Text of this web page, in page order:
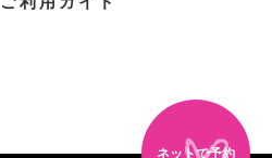
ネットで予約